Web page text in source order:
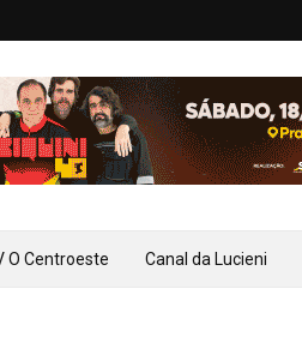
O Centroeste Canal da Lucieni